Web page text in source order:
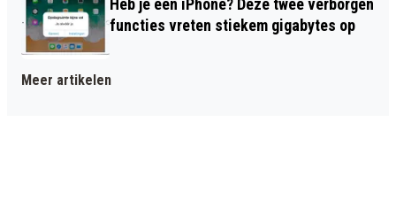
Heb je een iPhone? Deze twee verborgen
functies vreten stiekem gigabytes op
Meer artikelen